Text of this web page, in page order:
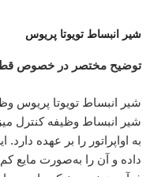
شیر انبساط تویوتا پریوس
توضیح مختصر در خصوص
شیر انبساط تویوتا پریوس
شیر انبساط وظیفه کنترل
به اواپراتور را بر عهده
داده و آن را به‌صورت مایع